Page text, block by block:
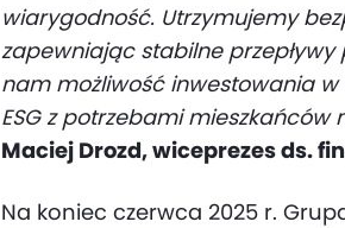
wiarygodność. Utrzymujemy
zapewniając stabilne
nam możliwość inwestowania
ESG z potrzebami
Maciej Drozd, wiceprezes ds.
Na koniec czerwca 2025 r.